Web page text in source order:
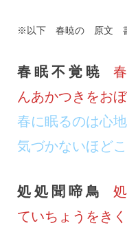
※以下 春暁の 原文 書
春 眠 不 覚 暁
んあかつきをおぼ
春に眠るのは心
気づかないほどこ
処 処 聞 啼 鳥
ていちょうをきく